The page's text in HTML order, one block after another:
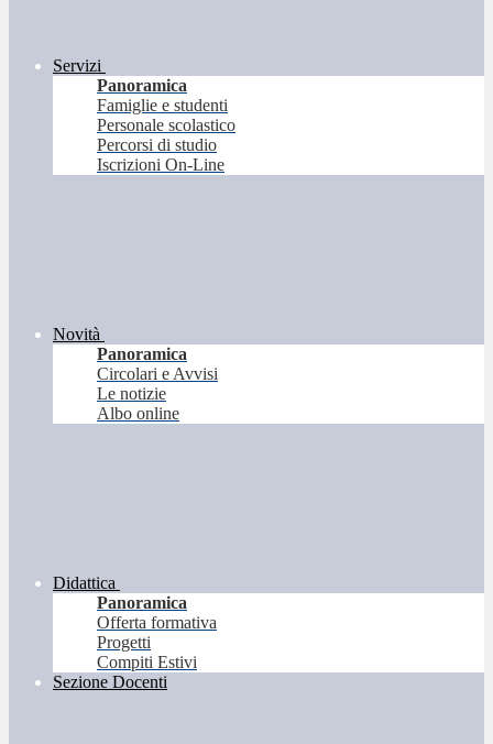
Servizi
Panoramica
Famiglie e studenti
Personale scolastico
Percorsi di studio
Iscrizioni On-Line
Novità
Panoramica
Circolari e Avvisi
Le notizie
Albo online
Didattica
Panoramica
Offerta formativa
Progetti
Compiti Estivi
Sezione Docenti